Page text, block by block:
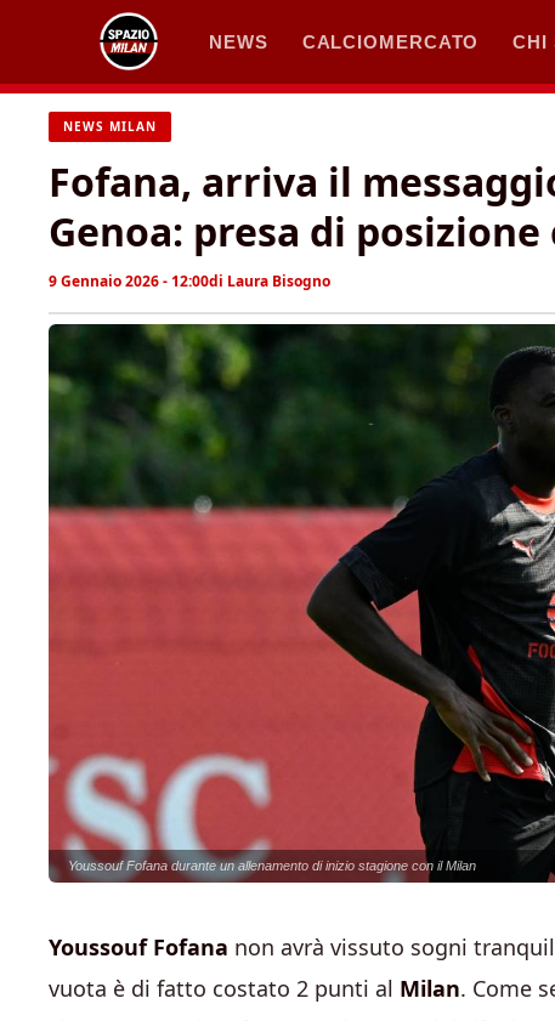
contenuto
NEWS CALCIOMERCATO CHI
NEWS MILAN
Fofana, arriva il
Genoa: presa di
9 Gennaio 2026 - 12:00di Laura Bisogno
Youssouf Fofana durante un allenamento di inizio stagione con il Milan
Youssouf Fofana non avrà vissuto sogni
vuota è di fatto costato 2 punti al Milan. Come